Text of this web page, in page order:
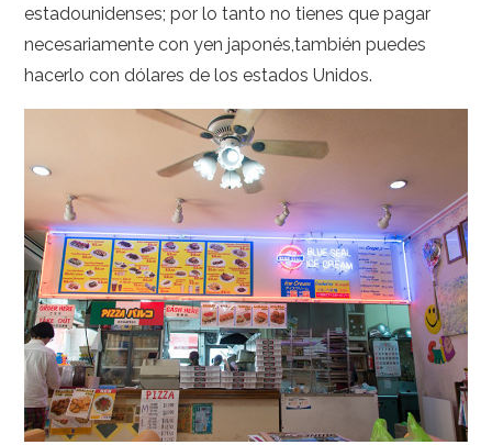
estadounidenses; por lo tanto no tienes que pagar
necesariamente con yen japonés,también puedes
hacerlo con dólares de los estados Unidos.